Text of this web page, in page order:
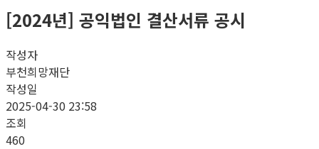
[2024년] 공익법인 결산서류 공시
작성자
부천희망재단
작성일
2025-04-30 23:58
조회
460